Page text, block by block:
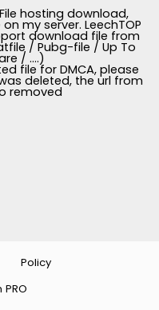
hosting download,
my server. LeechTOP
download file from
/ Pubg-file / Up To
/ ....)
file for DMCA, please
deleted, the url from
removed
Policy